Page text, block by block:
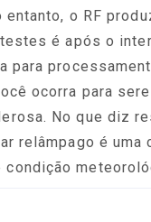
o RF
é após o
para
ocorra para
No que diz
relâmpago é
condição